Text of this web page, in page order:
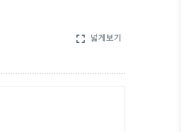
fullscreen 넓게보기